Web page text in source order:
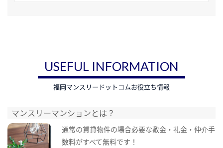
USEFUL INFORMATION
福岡マンスリードットコムお役立ち情報
マンスリーマンションとは？
通常の賃貸物件の場合必要な敷金・礼金・仲介手
数料がすべて無料です！